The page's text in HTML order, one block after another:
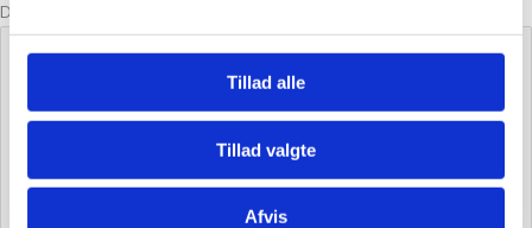
Tillad alle
Tillad valgte
Afvis
Din anmeldelse